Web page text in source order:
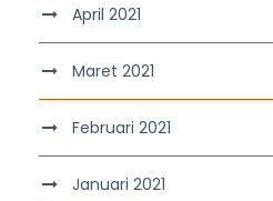
April 2021
Maret 2021
Februari 2021
Januari 2021